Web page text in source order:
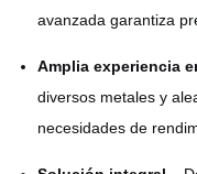
avanzada garantiza
Amplia experiencia
diversos metales y
necesidades de